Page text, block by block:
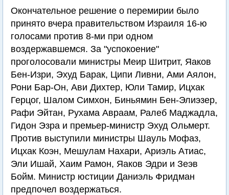
Окончательное решение о перемирии было
принято вчера правительством Израиля 16-ю
голосами против 8-ми при одном
воздержавшемся. За "успокоение"
проголосовали министры Меир Шитрит, Яаков
Бен-Изри, Эхуд Барак, Ципи Ливни, Ами Аялон,
Рони Бар-Он, Ави Дихтер, Юли Тамир, Ицхак
Герцог, Шалом Симхон, Биньямин Бен-Элиэзер,
Рафи Эйтан, Рухама Авраам, Ралеб Маджадла,
Гидон Эзра и премьер-министр Эхуд Ольмерт.
Против выступили министры Шауль Мофаз,
Ицхак Коэн, Мешулам Нахари, Ариэль Атиас,
Эли Ишай, Хаим Рамон, Яаков Эдри и Зеэв
Бойм. Министр юстиции Даниэль Фридман
предпочел воздержаться.